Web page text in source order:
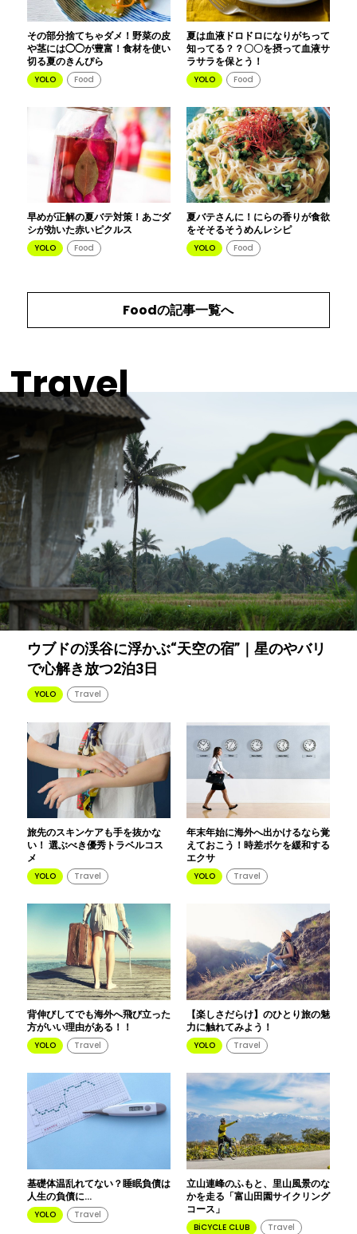
その部分捨てちゃダメ！野菜の皮
や茎には◯◯が豊富！食材を使い
切る夏のきんぴら
YOLO Food
夏は血液ドロドロになりがちって
知ってる？？〇〇を摂って血液サ
ラサラを保とう！
YOLO Food
早めが正解の夏バテ対策！あごダ
シが効いた赤いピクルス
YOLO Food
夏バテさんに！にらの香りが食欲
をそそるそうめんレシピ
YOLO Food
Foodの記事一覧へ
Travel
ウブドの渓谷に浮かぶ“天空の宿”｜星のやバリ
で心解き放つ2泊3日
YOLO Travel
旅先のスキンケアも手を抜かな
い！ 選ぶべき優秀トラベルコス
メ
YOLO Travel
年末年始に海外へ出かけるなら覚
えておこう！時差ボケを緩和する
エクサ
YOLO Travel
背伸びしてでも海外へ飛び立った
方がいい理由がある！！
YOLO Travel
【楽しさだらけ】のひとり旅の魅
力に触れてみよう！
YOLO Travel
基礎体温乱れてない？睡眠負債は
人生の負債に…
YOLO Travel
立山連峰のふもと、里山風景のな
かを走る「富山田園サイクリング
コース」
BiCYCLE CLUB Travel